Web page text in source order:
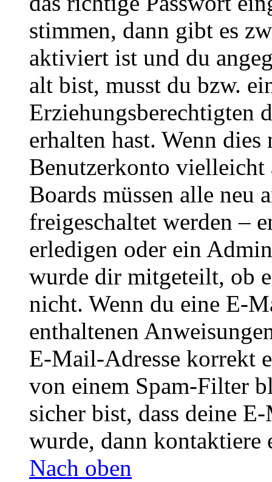
stimmen, dann gibt es
aktiviert ist und du
alt bist, musst du bzw.
Erziehungsberechtigten
erhalten hast. Wenn
Benutzerkonto
Boards müssen alle neu
freigeschaltet werden –
erledigen oder ein
wurde dir mitgeteilt, ob
nicht. Wenn du eine E-
enthaltenen
E-Mail-Adresse korrekt
von einem Spam-Filter
sicher bist, dass deine
wurde, dann kontaktiere
Nach oben